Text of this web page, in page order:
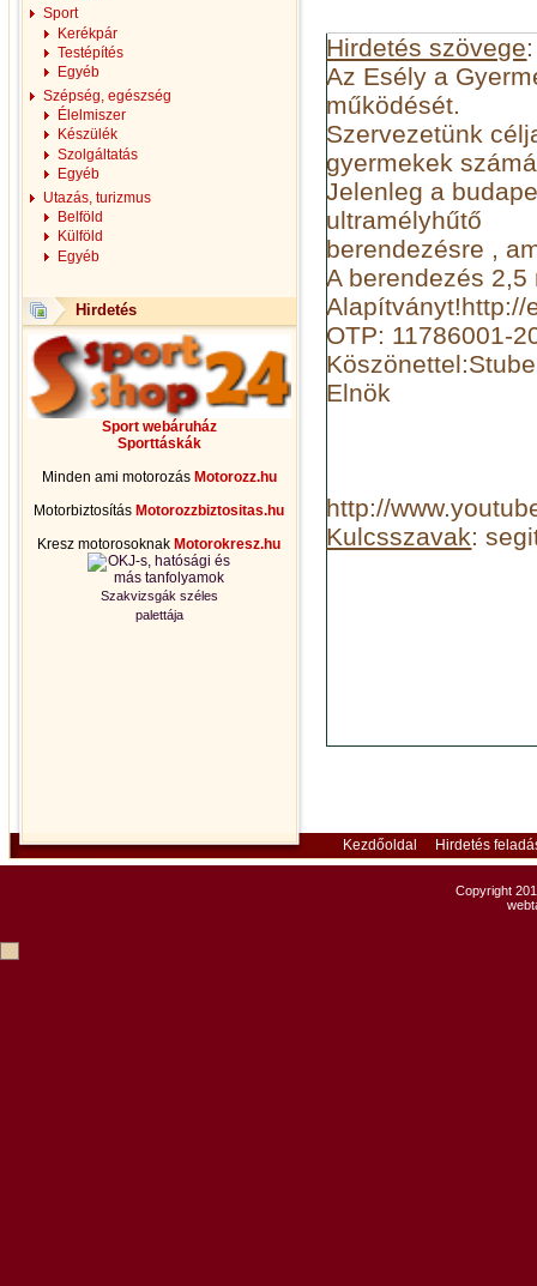
Sport
Kerékpár
Testépítés
Egyéb
Szépség, egészség
Élelmiszer
Készülék
Szolgáltatás
Egyéb
Utazás, turizmus
Belföld
Külföld
Egyéb
Hirdetés
Sport webáruház
Sporttáskák
Minden ami motorozás Motorozz.hu
MotorbiztosításMotorozzbiztositas.hu
Kresz motorosoknakMotorokresz.hu
Szakvizsgák széles
palettája
Hirdetés szövege:
Az Esély a
működését.
Szervezetünk
gyermekek
Jelenleg a
ultramélyhűtő
berendezésre ,
A berendezés
Alapítványt!http://
OTP: 11786001-
Elnök
http://
Kulcsszavak:
Kezdőoldal Hirdetés
Copyright